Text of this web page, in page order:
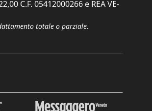
C.F. 05412000266 e REA VE-
totale o parziale.